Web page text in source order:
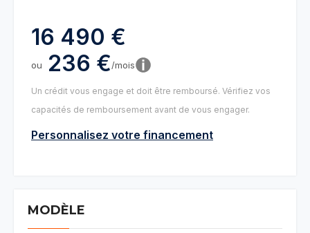
16 490 €
ou 236 €/mois
Un crédit vous engage et doit être remboursé. Vérifiez vos
capacités de remboursement avant de vous engager.
Personnalisez votre financement
MODÈLE